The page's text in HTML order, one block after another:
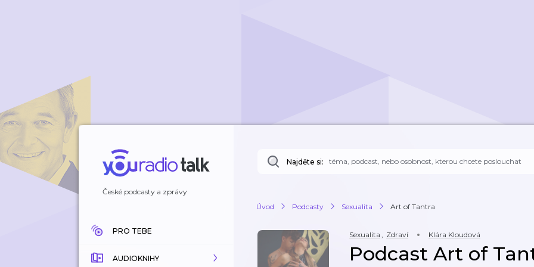
České podcasty a zprávy
PRO TEBE
AUDIOKNIHY
Najděte si:
Úvod Podcasty Sexualita Art of Tantra
Sexualita , Zdraví Klára Kloudová
Podcast Art of